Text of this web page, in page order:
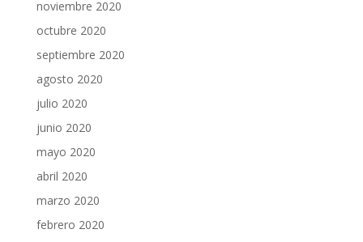
noviembre 2020
octubre 2020
septiembre 2020
agosto 2020
julio 2020
junio 2020
mayo 2020
abril 2020
marzo 2020
febrero 2020